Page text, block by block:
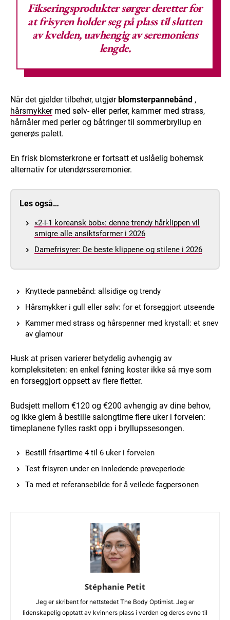
Fikseringsprodukter sørger deretter for
at frisyren holder seg på plass til slutten
av kvelden, uavhengig av seremoniens
lengde.
Når det gjelder tilbehør, utgjørblomsterpannebånd ,
hårsmykkermed sølv- eller perler, kammer med strass,
hårnåler med perler og båtringer til sommerbryllup en
generøs palett.
En frisk blomsterkrone er fortsatt et uslåelig bohemsk
alternativ for utendørsseremonier.
Les også…
«2-i-1 koreansk bob»: denne trendy hårklippen vil
smigre alle ansiktsformer i 2026
Damefrisyrer: De beste klippene og stilene i 2026
Knyttede pannebånd: allsidige og trendy
Hårsmykker i gull eller sølv: for et forseggjort utseende
Kammer med strass og hårspenner med krystall: et snev
av glamour
Husk at prisen varierer betydelig avhengig av
kompleksiteten: en enkel føning koster ikke så mye som
en forseggjort oppsett av flere fletter.
Budsjett mellom €120 og €200 avhengig av dine behov,
og ikke glem å bestille salongtime flere uker i forveien:
timeplanene fylles raskt opp i bryllupssesongen.
Bestill frisørtime 4 til 6 uker i forveien
Test frisyren under en innledende prøveperiode
Ta med et referansebilde for å veilede fagpersonen
Stéphanie Petit
Jeg er skribent for nettstedet The Body Optimist. Jeg er
lidenskapelig opptatt av kvinners plass i verden og deres evne til